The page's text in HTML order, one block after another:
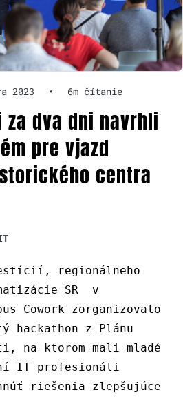
2023 • 6m čítanie
dva dni navrhli
pre vjazd
centra
regionálneho
SR v
Cowork zorganizovalo
hackathon z Plánu
na ktorom mali mladé
IT profesionáli
riešenia zlepšujúce